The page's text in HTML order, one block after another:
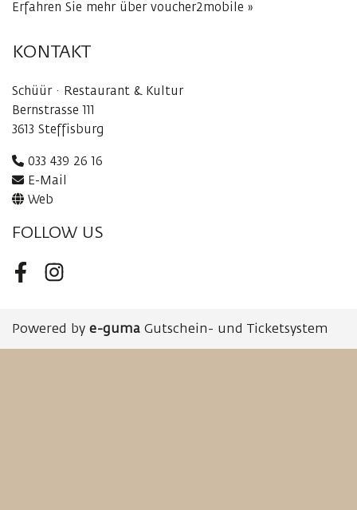
Erfahren Sie mehr über voucher2mobile »
KONTAKT
Schüür · Restaurant & Kultur
Bernstrasse 111
3613 Steffisburg
033 439 26 16
E-Mail
Web
FOLLOW US
FacebookInstagram
Powered by e-guma Gutschein- und Ticketsystem